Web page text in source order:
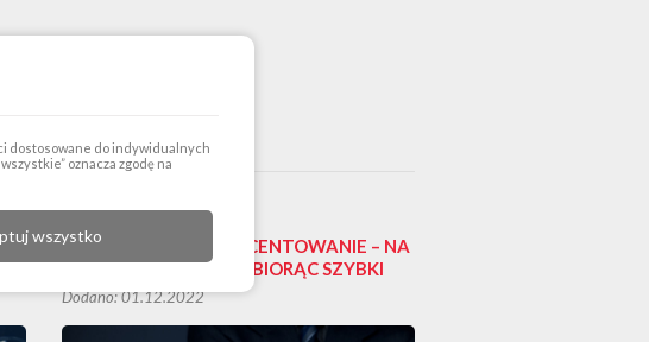
PROWIZJA CZY OPROCENTOWANIE – NA
CO ZWRÓCIĆ UWAGĘ BIORĄC SZYBKI
KREDYT
Dodano: 01.12.2022
dostosowane do indywidualnych
oznacza zgodę na
wszystko